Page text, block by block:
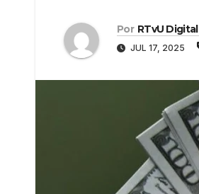
Por RTvU Digital
JUL 17, 2025